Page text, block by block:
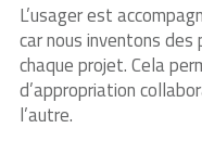
L’usager est
car nous inventons
chaque projet. Cela
d’appropriation
l’autre.